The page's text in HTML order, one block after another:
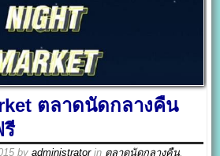
ตลาดนัดกลางคืน
รี
byadministratorin ตลาดนัดกลางคืน,